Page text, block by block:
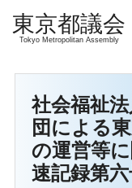
Tokyo Metropolitan Assembly
社会福祉
団による
の運営等
速記録第